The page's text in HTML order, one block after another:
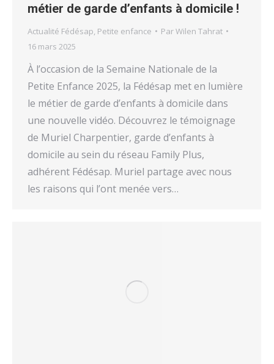
métier de garde d’enfants à domicile !
Actualité Fédésap, Petite enfance ParWilen Tahrat
16 mars 2025
À l’occasion de la Semaine Nationale de la
Petite Enfance 2025, la Fédésap met en lumière
le métier de garde d’enfants à domicile dans
une nouvelle vidéo. Découvrez le témoignage
de Muriel Charpentier, garde d’enfants à
domicile au sein du réseau Family Plus,
adhérent Fédésap. Muriel partage avec nous
les raisons qui l’ont menée vers…